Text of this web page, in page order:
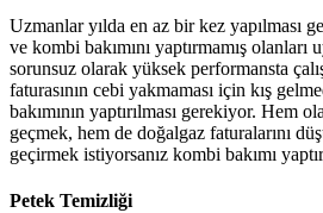
Uzmanlar yılda en az bir kez yapılması
ve kombi bakımını yaptırmamış
sorunsuz olarak yüksek performansta
faturasının cebi yakmaması için kış
bakımının yaptırılması gerekiyor. Hem
geçmek, hem de doğalgaz faturalarını
geçirmek istiyorsanız kombi bakımı
Petek Temizliği